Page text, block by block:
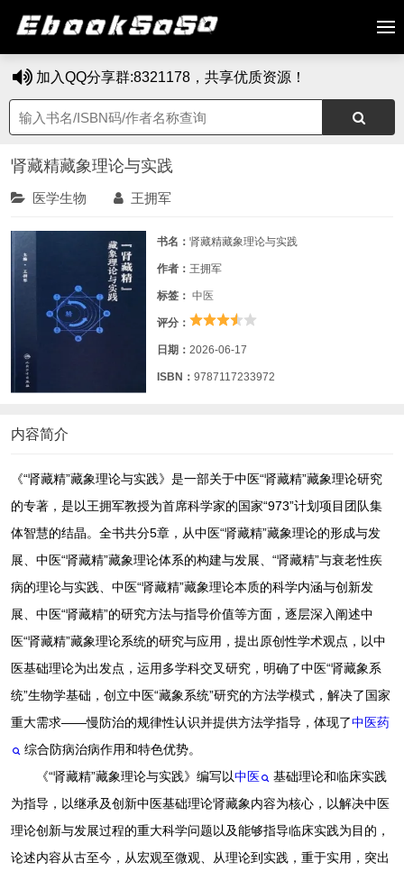
加入QQ分享群:8321178，共享优质资源！
肾藏精藏象理论与实践
医学生物 王拥军
书名： 肾藏精藏象理论与实践
作者： 王拥军
标签： 中医
评分：
日期： 2026-06-17
ISBN： 9787117233972
内容简介
《“肾藏精”藏象理论与实践》是一部关于中医“肾藏精”藏象理论研究
的专著，是以王拥军教授为首席科学家的国家“973”计划项目团队集
体智慧的结晶。全书共分5章，从中医“肾藏精”藏象理论的形成与发
展、中医“肾藏精”藏象理论体系的构建与发展、“肾藏精”与衰老性疾
病的理论与实践、中医“肾藏精”藏象理论本质的科学内涵与创新发
展、中医“肾藏精”的研究方法与指导价值等方面，逐层深入阐述中
医“肾藏精”藏象理论系统的研究与应用，提出原创性学术观点，以中
医基础理论为出发点，运用多学科交叉研究，明确了中医“肾藏象系
统”生物学基础，创立中医“藏象系统”研究的方法学模式，解决了国家
重大需求——慢防治的规律性认识并提供方法学指导，体现了中医药
综合防病治病作用和特色优势。
《“肾藏精”藏象理论与实践》编写以中医
基础理论和临床实践
为指导，以继承及创新中医基础理论肾藏象内容为核心，以解决中医
理论创新与发展过程的重大科学问题以及能够指导临床实践为目的，
论述内容从古至今，从宏观至微观、从理论到实践，重于实用，突出